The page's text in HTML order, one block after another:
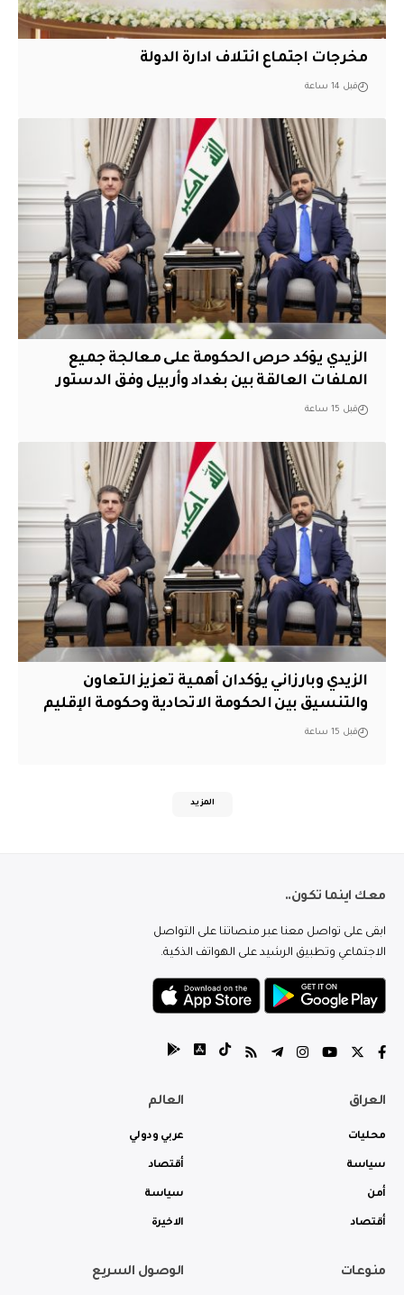
مخرجات اجتماع ائتلاف ادارة الدولة
قبل 14 ساعة
الزيدي يؤكد حرص الحكومة على معالجة جميع
الملفات العالقة بين بغداد وأربيل وفق الدستور
قبل 15 ساعة
الزيدي وبارزاني يؤكدان أهمية تعزيز التعاون
والتنسيق بين الحكومة الاتحادية وحكومة الإقليم
قبل 15 ساعة
المزيد
معك اينما تكون..
ابقى على تواصل معنا عبر منصاتنا على التواصل
الاجتماعي وتطبيق الرشيد على الهواتف الذكية.
العراق
محليات
سياسة
أمن
أقتصاد
العالم
عربي ودولي
أقتصاد
سياسة
الاخيرة
منوعات الوصول السريع